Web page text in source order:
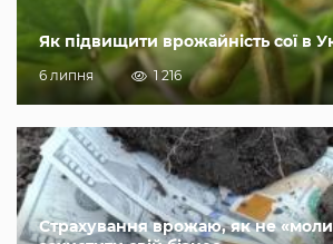
Як підвищити врожайність сої в
6 липня 1 216
Страхування врожаю, як не